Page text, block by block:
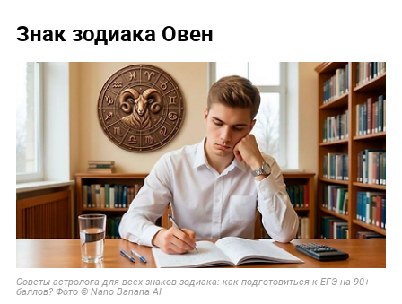
Знак зодиака Овен
Советы астролога для всех знаков зодиака: как подготовиться к ЕГЭ на 90+
баллов? Фото © Nano Banana AI